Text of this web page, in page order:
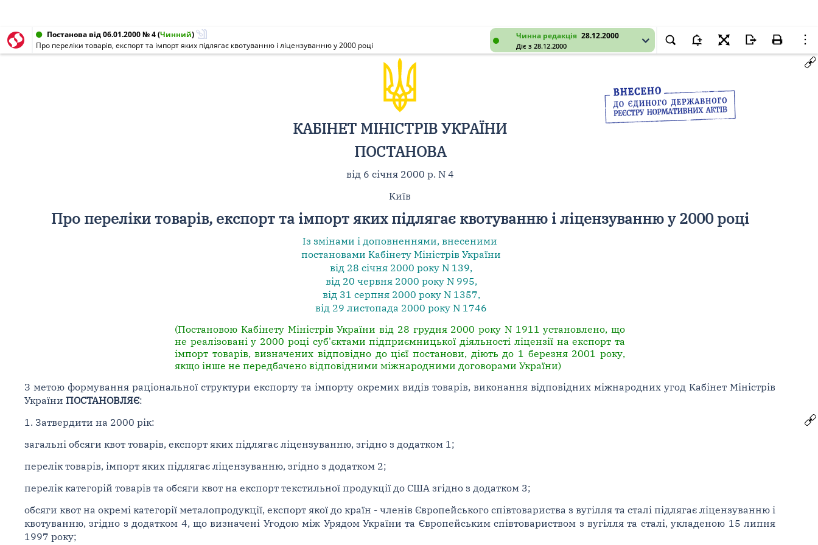
Чинна редакція 28.12.2000
Діє з 28.12.2000
Постанова від 06.01.2000 № 4(Чинний)
Про переліки товарів, експорт та імпорт яких підлягає квотуванню і ліцензуванню у 2000 році